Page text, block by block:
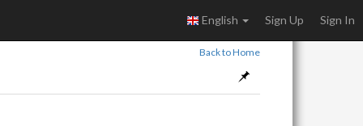
English Sign Up Sign In
Back to Home